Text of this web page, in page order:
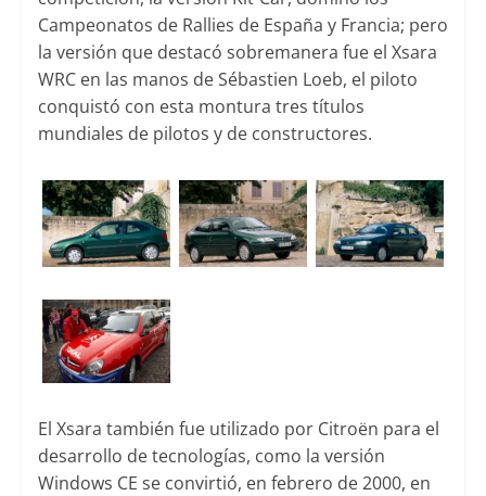
Campeonatos de Rallies de España y Francia; pero
la versión que destacó sobremanera fue el Xsara
WRC en las manos de Sébastien Loeb, el piloto
conquistó con esta montura tres títulos
mundiales de pilotos y de constructores.
El Xsara también fue utilizado por Citroën para el
desarrollo de tecnologías, como la versión
Windows CE se convirtió, en febrero de 2000, en